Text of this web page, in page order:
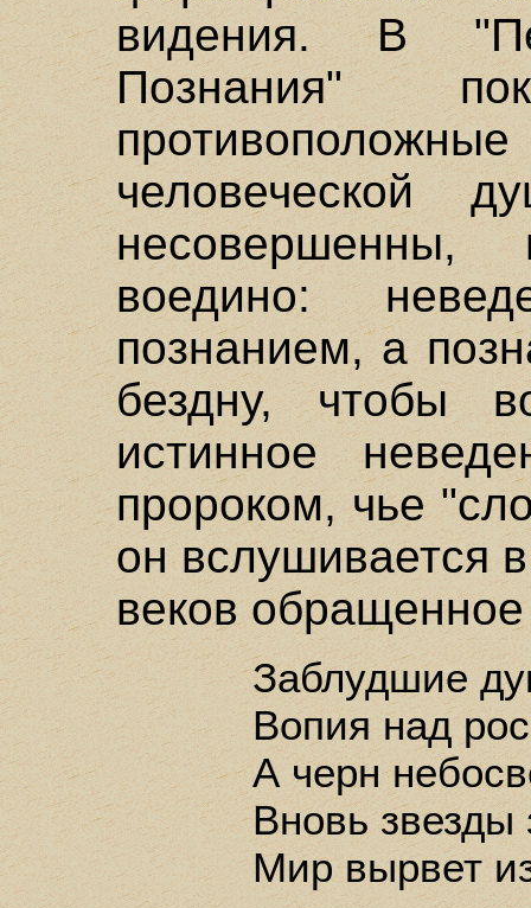
видения. В
Познания"
человеческой
воедино:
познанием, а
бездну, чтобы
истинное
пророком, чье
он вслушивается
веков обращенное
Заблудшие
Вопия над
А черн
Вновь звезды
Мир вырвет